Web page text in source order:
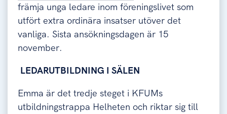
främja unga ledare inom föreningslivet som
utfört extra ordinära insatser utöver det
vanliga. Sista ansökningsdagen är 15
november.
LEDARUTBILDNING I SÄLEN
Emma är det tredje steget i KFUMs
utbildningstrappa Helheten och riktar sig till